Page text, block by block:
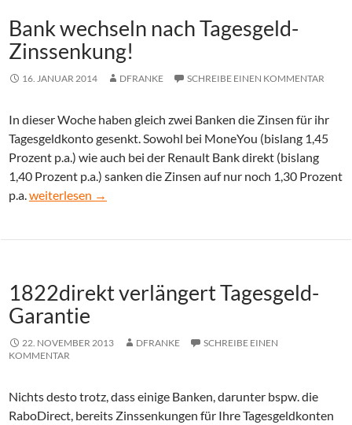
Bank wechseln nach Tagesgeld-
Zinssenkung!
16. JANUAR 2014 DFRANKE SCHREIBE EINEN KOMMENTAR
In dieser Woche haben gleich zwei Banken die Zinsen für ihr
Tagesgeldkonto gesenkt. Sowohl bei MoneYou (bislang 1,45
Prozent p.a.) wie auch bei der Renault Bank direkt (bislang
1,40 Prozent p.a.) sanken die Zinsen auf nur noch 1,30 Prozent
p.a. Bank wechseln nach Tagesgeld-Zinssenkung!
weiterlesen →
1822direkt verlängert Tagesgeld-
Garantie
22. NOVEMBER 2013 DFRANKE
SCHREIBE EINEN
KOMMENTAR
Nichts desto trotz, dass einige Banken, darunter bspw. die
RaboDirect, bereits Zinssenkungen für Ihre Tagesgeldkonten